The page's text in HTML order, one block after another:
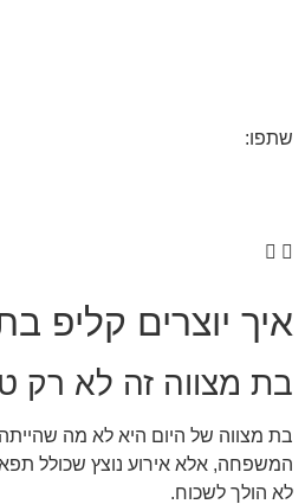
שתפו:
איך יוצרים קליפ
בת מצווה זה לא רק
בת מצווה של היום היא לא מה
המשפחה, אלא אירוע נוצץ שכולל
לא הולך לשכוח.